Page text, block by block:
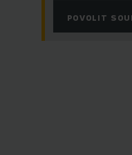
POVOLIT